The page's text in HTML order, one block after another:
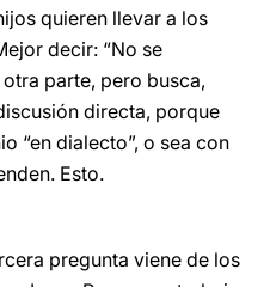
quieren llevar a los
decir: “No se
parte, pero busca,
directa, porque
“en dialecto”, o sea con
Esto.
pregunta viene de los